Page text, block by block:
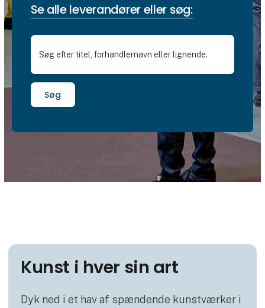
Se alle leverandører eller søg:
Søg
Kunst i hver sin art
Dyk ned i et hav af spændende kunstværker i